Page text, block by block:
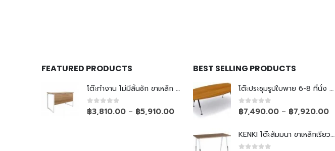
FEATURED PRODUCTS
โต๊ะทำงาน ไม่มีลิ้นชัก ขาเหล็ก Top ยกลอย
0out of 5
฿3,810.00 – ฿5,910.00
BEST SELLING PRODUCTS
โต๊ะประชุมรูปใบพาย 6-8 ที่นั่ง ขาเหล็กเรียว
0out of 5
฿7,490.00 – ฿7,920.00
KENKI โต๊ะสัมมนา ขาเหล็กเรียวพับไม่ได้